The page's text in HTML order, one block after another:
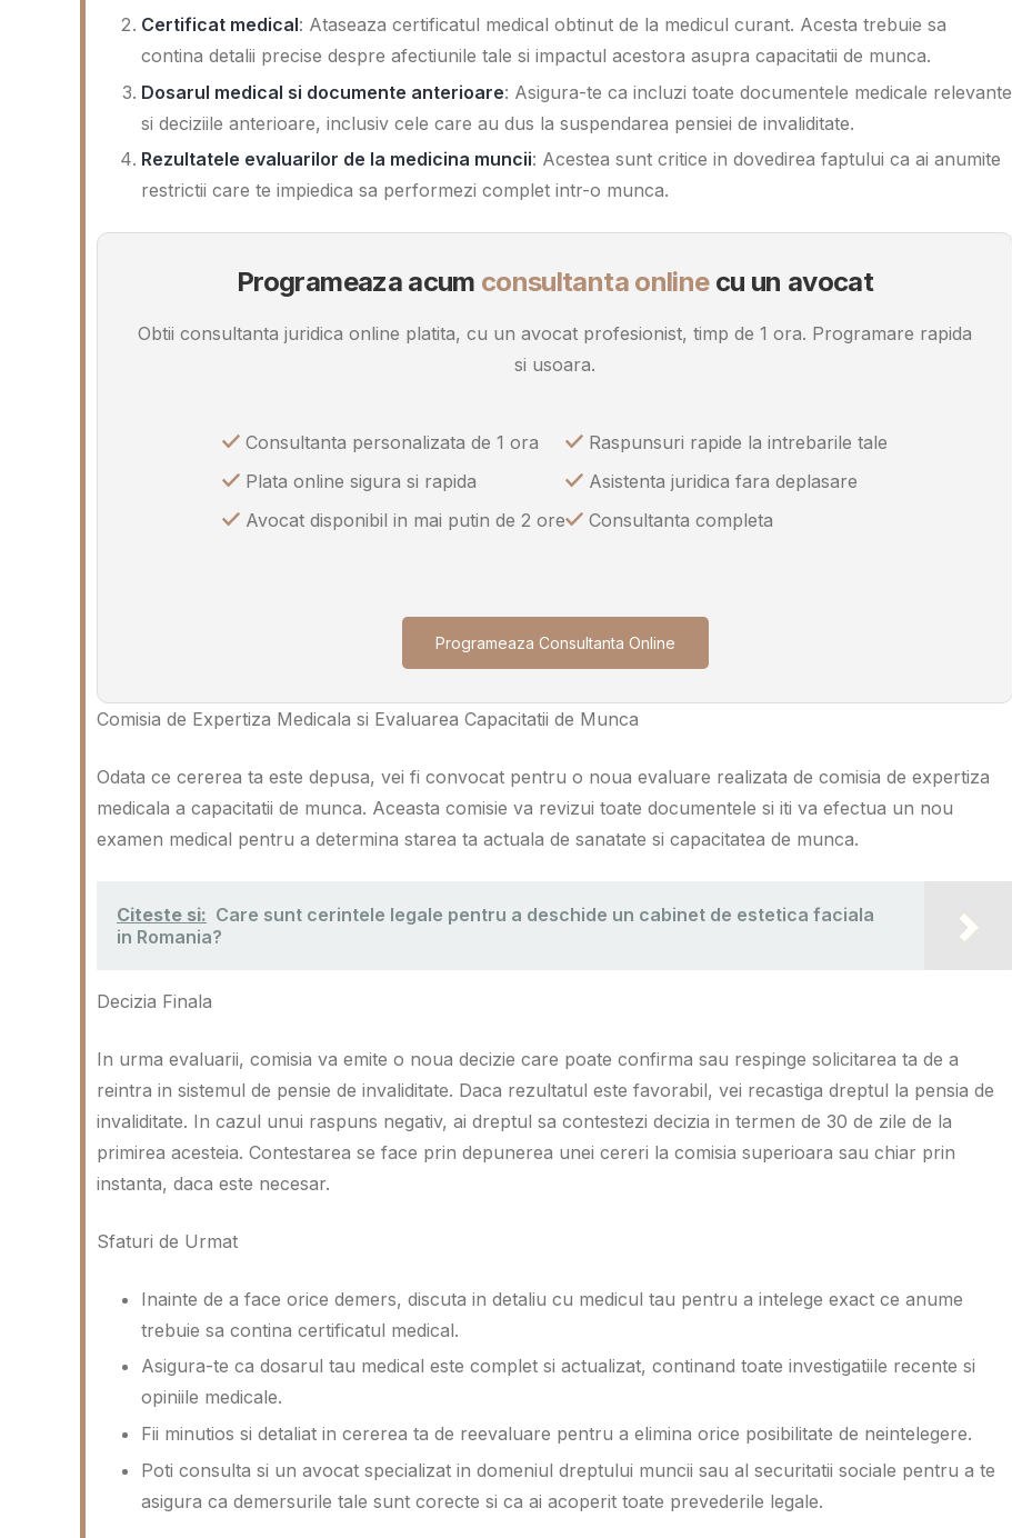
Certificat medical: Ataseaza certificatul medical obtinut de la medicul curant. Acesta trebuie sa
contina detalii precise despre afectiunile tale si impactul acestora asupra capacitatii de munca.
Dosarul medical si documente anterioare: Asigura-te ca incluzi toate documentele medicale relevante
si deciziile anterioare, inclusiv cele care au dus la suspendarea pensiei de invaliditate.
Rezultatele evaluarilor de la medicina muncii: Acestea sunt critice in dovedirea faptului ca ai anumite
restrictii care te impiedica sa performezi complet intr-o munca.
Programeaza acum consultanta onlinecu un avocat
Obtii consultanta juridica online platita, cu un avocat profesionist, timp de 1 ora. Programare rapida
si usoara.
Consultanta personalizata de 1 ora
Plata online sigura si rapida
Avocat disponibil in mai putin de 2 ore
Raspunsuri rapide la intrebarile tale
Asistenta juridica fara deplasare
Consultanta completa
Programeaza Consultanta Online
Comisia de Expertiza Medicala si Evaluarea Capacitatii de Munca
Odata ce cererea ta este depusa, vei fi convocat pentru o noua evaluare realizata de comisia de expertiza
medicala a capacitatii de munca. Aceasta comisie va revizui toate documentele si iti va efectua un nou
examen medical pentru a determina starea ta actuala de sanatate si capacitatea de munca.
Citeste si: Care sunt cerintele legale pentru a deschide un cabinet de estetica faciala
in Romania?
Decizia Finala
In urma evaluarii, comisia va emite o noua decizie care poate confirma sau respinge solicitarea ta de a
reintra in sistemul de pensie de invaliditate. Daca rezultatul este favorabil, vei recastiga dreptul la pensia de
invaliditate. In cazul unui raspuns negativ, ai dreptul sa contestezi decizia in termen de 30 de zile de la
primirea acesteia. Contestarea se face prin depunerea unei cereri la comisia superioara sau chiar prin
instanta, daca este necesar.
Sfaturi de Urmat
Inainte de a face orice demers, discuta in detaliu cu medicul tau pentru a intelege exact ce anume
trebuie sa contina certificatul medical.
Asigura-te ca dosarul tau medical este complet si actualizat, continand toate investigatiile recente si
opiniile medicale.
Fii minutios si detaliat in cererea ta de reevaluare pentru a elimina orice posibilitate de neintelegere.
Poti consulta si un avocat specializat in domeniul dreptului muncii sau al securitatii sociale pentru a te
asigura ca demersurile tale sunt corecte si ca ai acoperit toate prevederile legale.